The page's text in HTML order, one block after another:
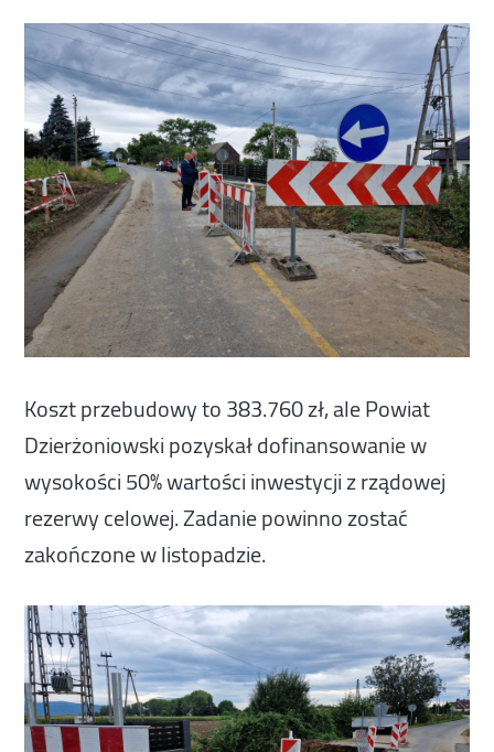
Koszt przebudowy to 383.760 zł, ale Powiat
Dzierżoniowski pozyskał dofinansowanie w
wysokości 50% wartości inwestycji z rządowej
rezerwy celowej. Zadanie powinno zostać
zakończone w listopadzie.